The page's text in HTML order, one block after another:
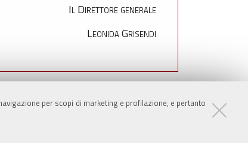
per scopi di marketing e profilazione, e pertanto
Il Direttore generale
Leonida Grisendi
VERSIONE STAMPABILE